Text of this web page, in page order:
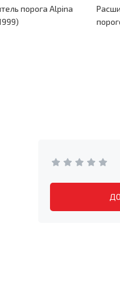
порога Alpina